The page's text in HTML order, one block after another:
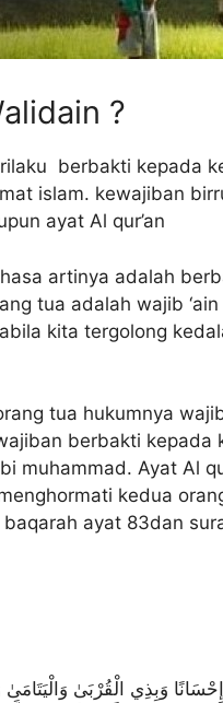
?
berbakti kepada
islam. kewajiban
ayat Al qur’an
artinya adalah
tua adalah wajib
kita tergolong
tua hukumnya
berbakti
muhammad. Ayat Al
kedua
ayat 83dan
إِحْسَانًا وَبِذِي الْقُرْبَىٰ